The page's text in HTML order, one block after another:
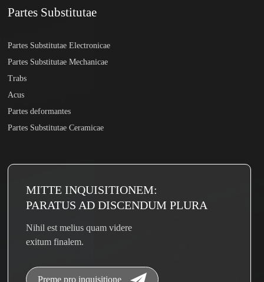
Partes Substitutae
Partes Substitutae Electronicae
Partes Substitutae Mechanicae
Trabs
Acus
Partes deformantes
Partes Substitutae Ceramicae
MITTE INQUISITIONEM:
PARATUS AD DISCENDUM PLURA
Nihil est melius quam videre
exitum finalem.
Preme pro inquisitione